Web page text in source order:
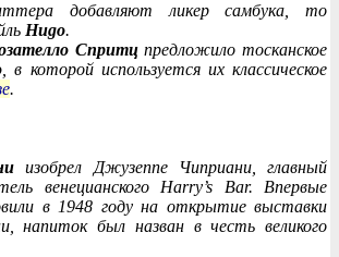
добавляют ликер самбука, то
Hugo.
Спритцпредложило тосканское
, в которой используется их классическое
.
изобрел Джузеппе Чиприани, главный
венецианского Harry’s Bar. Впервые
в 1948 году на открытие выставки
напиток был назван в честь великого